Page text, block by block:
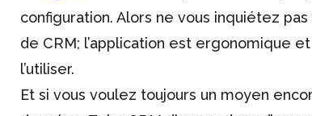
configuration. Alors ne vous inquiétez
de CRM; l’application est ergonomique
l’utiliser.
Et si vous voulez toujours un moyen